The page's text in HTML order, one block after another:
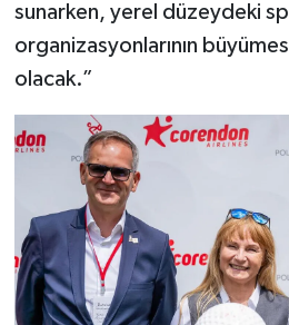
sunarken, yerel düzeydeki
organizasyonlarının
olacak.”